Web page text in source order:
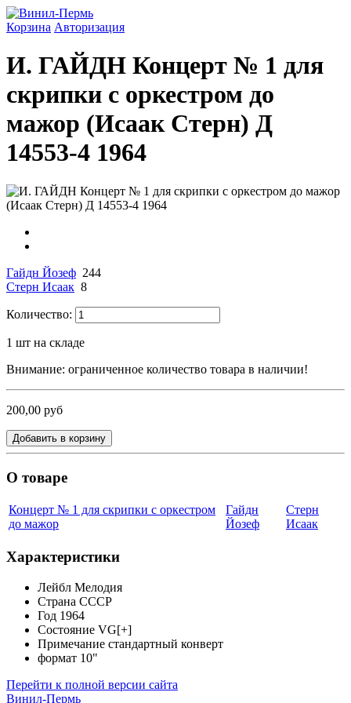
Корзина Авторизация
И. ГАЙДН Концерт № 1 для
скрипки с оркестром до
мажор (Исаак Стерн) Д
14553-4 1964
Гайдн Йозеф 244
Стерн Исаак 8
Количество:
1 шт на складе
Внимание: ограниченное количество товара в наличии!
200,00 руб
Добавить в корзину
О товаре
Концерт № 1 для скрипки с оркестром
до мажор
Гайдн
Йозеф
Стерн
Исаак
Характеристики
Лейбл Мелодия
Страна СССР
Год 1964
Состояние VG[+]
Примечание стандартный конверт
формат 10"
Перейти к полной версии сайта
Винил-Пермь